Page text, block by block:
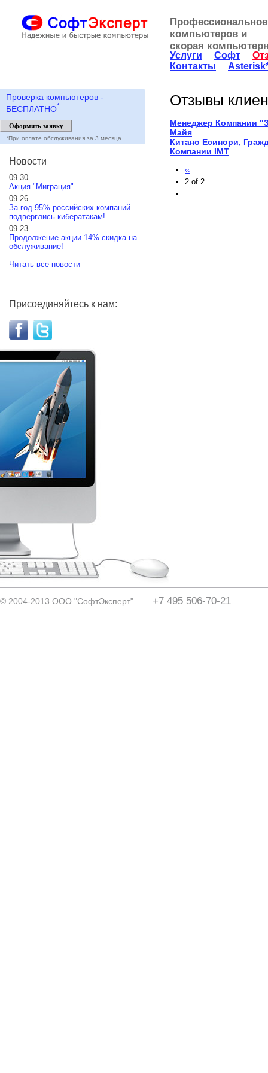
Проверка компьютеров -
БЕСПЛАТНО*
*При оплате обслуживания за 3 месяца
Новости
09.30
Акция "Миграция"
09.26
За год 95% российских компаний
подверглись кибератакам!
09.23
Продолжение акции 14% скидка на
обслуживание!
Читать все новости
Присоединяйтесь к нам:
компьютеров и
скорая
Услуги Софт
Контакты
Отзывы
Менеджер Компании
Майя
Китано Есинори,
Компании IMT
‹‹
2 of 2
© 2004-2013 ООО "СофтЭксперт" +7 495 506-70-21